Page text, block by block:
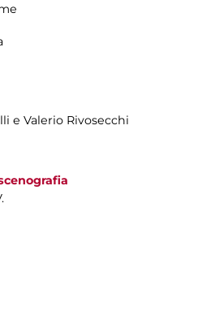
e Valerio Rivosecchi